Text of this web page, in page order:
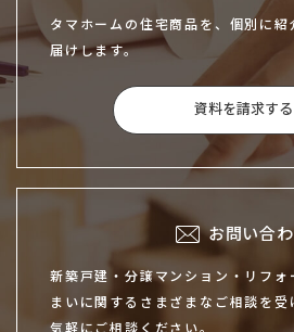
タマホームの住宅商品を、個別に紹
届けします。
資料を請求する
お問い合
新築戸建・分譲マンション・リフォ
まいに関するさまざまなご相談を受
気軽にご相談ください。